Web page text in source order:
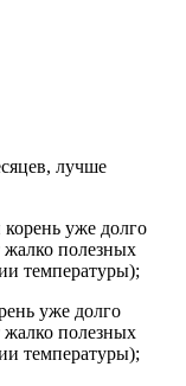
лучше
корень уже долго
жалко полезных
температуры);
уже долго
жалко полезных
температуры);